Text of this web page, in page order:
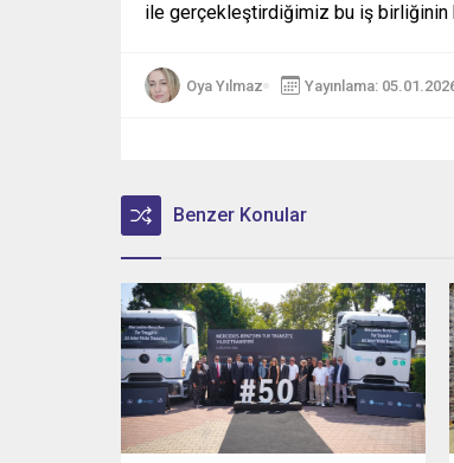
ile gerçekleştirdiğimiz bu iş birliğinin
Oya Yılmaz Yayınlama:
Benzer Konular